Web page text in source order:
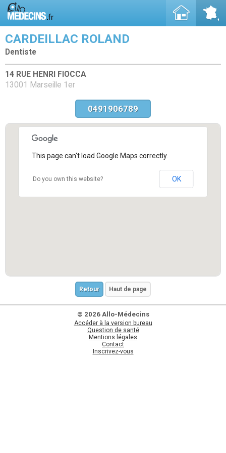
CARDEILLAC ROLAND
Dentiste
14 RUE HENRI FIOCCA
13001 Marseille 1er
0491906789
This page can't load Google Maps correctly.
Do you own this website? OK
Retour Haut de page
© 2026 Allo-Médecins
Accéder à la version bureau
Question de santé
Mentions légales
Contact
Inscrivez-vous